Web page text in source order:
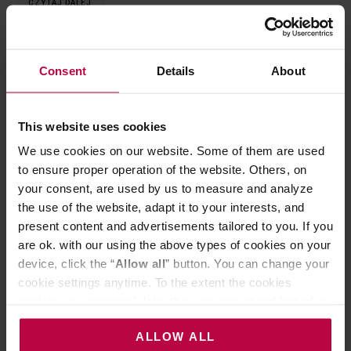
Consent Details About
This website uses cookies
We use cookies on our website. Some of them are used
to ensure proper operation of the website. Others, on
your consent, are used by us to measure and analyze
the use of the website, adapt it to your interests, and
present content and advertisements tailored to you. If you
are ok. with our using the above types of cookies on your
device, click the “Allow all” button. You can change your
cookie settings anytime. To the extent the cookies
the controller’s (namely, ALL GOOD S.A., ul.
Mazowiecka 24I/U9, 78-100 Kołobrzeg) or third parties’
ALLOW ALL
CZYTAJ DALEJ
BAZA WIEDZY O PRODUKTACH